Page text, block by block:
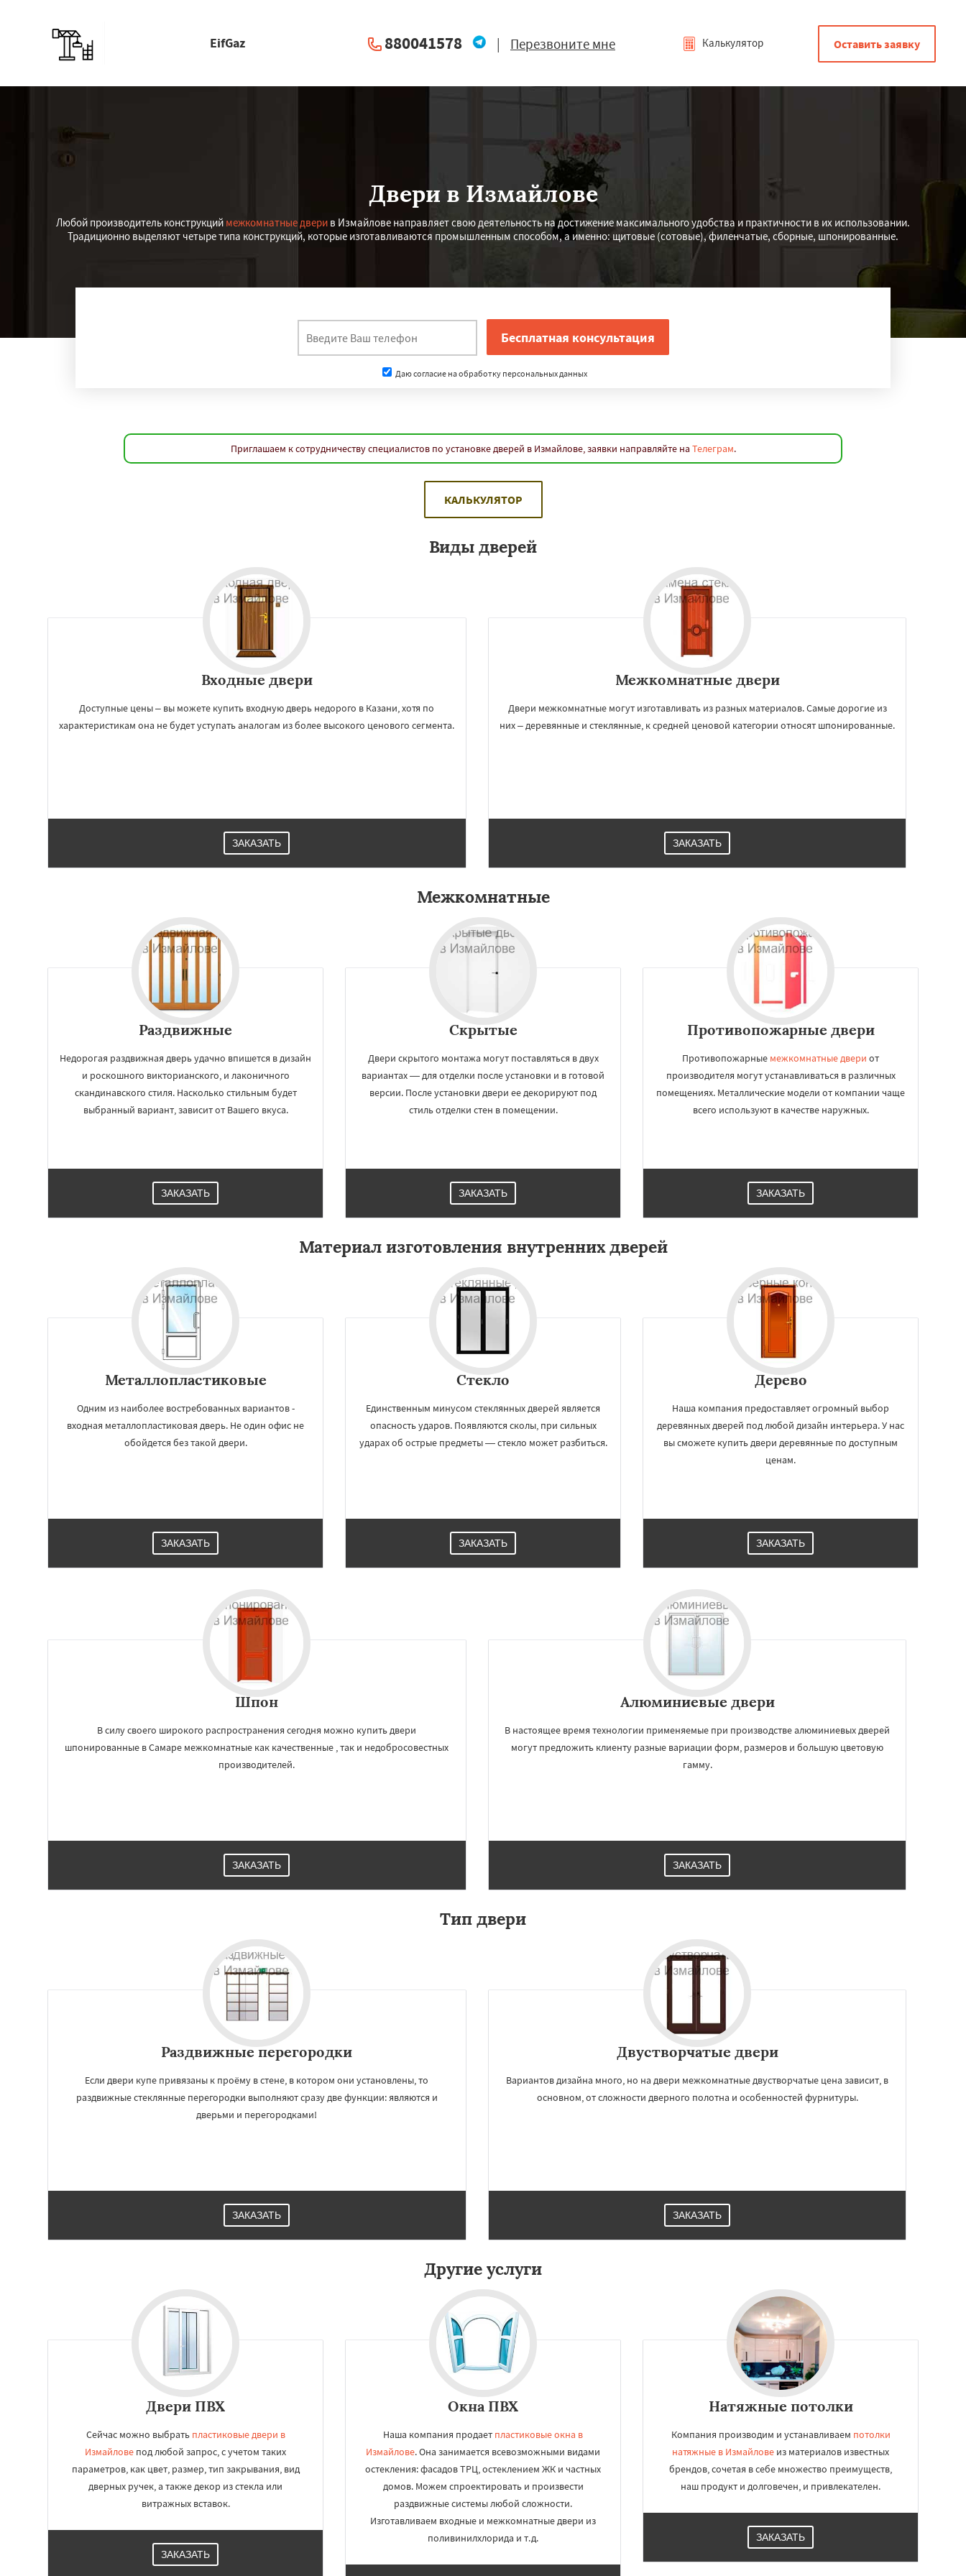
Работаем по
Лесной Городок Лопатино
Лотошино
Менделеевск Михнево
EifGaz 880041578 | Перезвоните мне Калькулятор Оставить заявку
Двери в Измайлове
Любой производитель конструкций межкомнатные двери в Измайлове направляет свою деятельность на достижение максимального удобства и практичности в их использовании.
Традиционно выделяют четыре типа конструкций, которые изготавливаются промышленным способом, а именно: щитовые (сотовые), филенчатые, сборные, шпонированные.
Даю согласие на обработку персональных данных
Приглашаем к сотрудничеству специалистов по установке дверей в Измайлове, заявки направляйте на Телеграм.
КАЛЬКУЛЯТОР
Виды дверей
Входные двери
Доступные цены – вы можете купить входную дверь недорого в Казани, хотя по
характеристикам она не будет уступать аналогам из более высокого ценового сегмента.
ЗАКАЗАТЬ
Межкомнатные двери
Двери межкомнатные могут изготавливать из разных материалов. Самые дорогие из
них – деревянные и стеклянные, к средней ценовой категории относят шпонированные.
ЗАКАЗАТЬ
Межкомнатные
Раздвижные
Недорогая раздвижная дверь удачно впишется в дизайн
и роскошного викторианского, и лаконичного
скандинавского стиля. Насколько стильным будет
выбранный вариант, зависит от Вашего вкуса.
ЗАКАЗАТЬ
Скрытые
Двери скрытого монтажа могут поставляться в двух
вариантах — для отделки после установки и в готовой
версии. После установки двери ее декорируют под
стиль отделки стен в помещении.
ЗАКАЗАТЬ
Противопожарные двери
Противопожарные межкомнатные двери от
производителя могут устанавливаться в различных
помещениях. Металлические модели от компании чаще
всего используют в качестве наружных.
ЗАКАЗАТЬ
Материал изготовления внутренних дверей
Металлопластиковые
Одним из наиболее востребованных вариантов -
входная металлопластиковая дверь. Не один офис не
обойдется без такой двери.
ЗАКАЗАТЬ
Стекло
Единственным минусом стеклянных дверей является
опасность ударов. Появляются сколы, при сильных
ударах об острые предметы — стекло может разбиться.
ЗАКАЗАТЬ
Дерево
Наша компания предоставляет огромный выбор
деревянных дверей под любой дизайн интерьера. У нас
вы сможете купить двери деревянные по доступным
ценам.
ЗАКАЗАТЬ
Шпон
В силу своего широкого распространения сегодня можно купить двери
шпонированные в Самаре межкомнатные как качественные , так и недобросовестных
производителей.
ЗАКАЗАТЬ
Алюминиевые двери
В настоящее время технологии применяемые при производстве алюминиевых дверей
могут предложить клиенту разные вариации форм, размеров и большую цветовую
гамму.
ЗАКАЗАТЬ
Тип двери
Раздвижные перегородки
Если двери купе привязаны к проёму в стене, в котором они установлены, то
раздвижные стеклянные перегородки выполняют сразу две функции: являются и
дверьми и перегородками!
ЗАКАЗАТЬ
Двустворчатые двери
Вариантов дизайна много, но на двери межкомнатные двустворчатые цена зависит, в
основном, от сложности дверного полотна и особенностей фурнитуры.
ЗАКАЗАТЬ
Другие услуги
Двери ПВХ
Сейчас можно выбрать пластиковые двери в
Измайлове под любой запрос, с учетом таких
параметров, как цвет, размер, тип закрывания, вид
дверных ручек, а также декор из стекла или
витражных вставок.
ЗАКАЗАТЬ
Окна ПВХ
Наша компания продает пластиковые окна в
Измайлове. Она занимается всевозможными видами
остекления: фасадов ТРЦ, остеклением ЖК и частных
домов. Можем спроектировать и произвести
раздвижные системы любой сложности.
Изготавливаем входные и межкомнатные двери из
поливинилхлорида и т.д.
Натяжные потолки
Компания производим и устанавливаем потолки
натяжные в Измайлове из материалов известных
брендов, сочетая в себе множество преимуществ,
наш продукт и долговечен, и привлекателен.
ЗАКАЗАТЬ
УЗНАТЬ ПОДРОБНЕЕ
Даю согласие на обработку персональных данных